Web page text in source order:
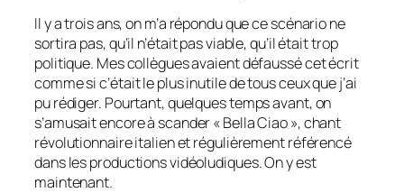
Il y a trois ans, on m’a répondu que ce scénario ne
sortira pas, qu’il n’était pas viable, qu’il était trop
politique. Mes collègues avaient défaussé cet écrit
comme si c’était le plus inutile de tous ceux que j’ai
pu rédiger. Pourtant, quelques temps avant, on
s’amusait encore à scander « Bella Ciao », chant
révolutionnaire italien et régulièrement référencé
dans les productions vidéoludiques. On y est
maintenant.